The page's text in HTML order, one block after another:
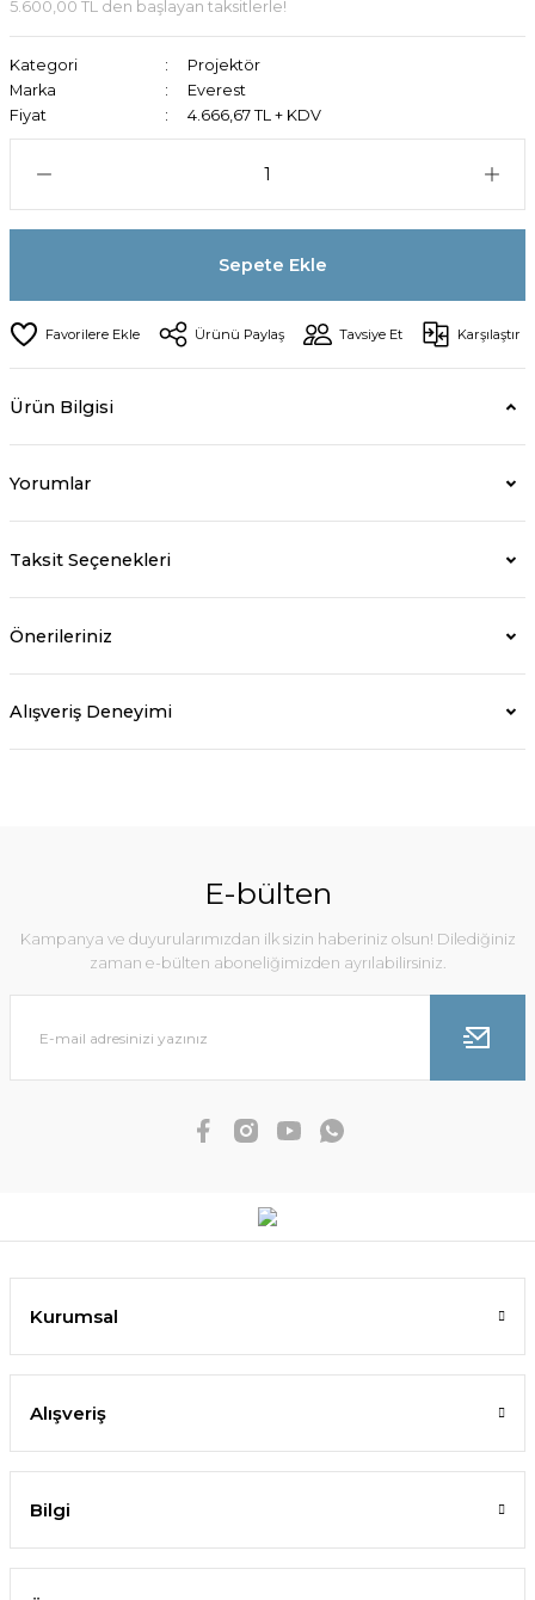
5.600,00 TL den başlayan taksitlerle!
Kategori
Projektör
Marka
Everest
Fiyat
4.666,67 TL + KDV
Sepete Ekle
Ürünü Paylaş Tavsiye Et Karşılaştır
Ürün Bilgisi
Yorumlar
Taksit Seçenekleri
Önerileriniz
Alışveriş Deneyimi
E-bülten
Kampanya ve duyurularımızdan ilk sizin haberiniz olsun! Dilediğiniz
zaman e-bülten aboneliğimizden ayrılabilirsiniz.
Kurumsal
Alışveriş
Bilgi